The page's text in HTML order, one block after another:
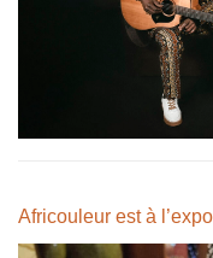
Africouleur est à